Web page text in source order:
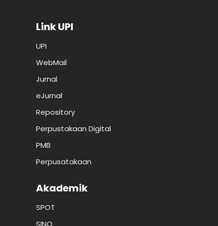
Link UPI
UPI
WebMail
Jurnal
eJurnal
Repository
Perpustakaan Digital
PMB
Perpusatakaan
Akademik
SPOT
SINO